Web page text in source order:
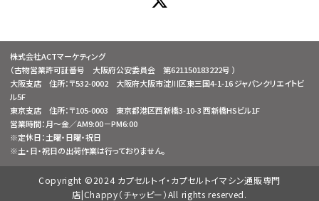
株式会社ACTマーケティング
（古物営業許可証番号 大阪府公安委員会 第621150183222号 ）
大阪支店 住所：〒532-0002 大阪府大阪市淀川区東三国4-1-16 ジャパンクリエイトビ
ル5F
東京支店 住所：〒105-0003 東京都港区西新橋3-10-3 西新橋HSビル1F
営業時間：月～金／AM9:00－PM6:00
※定休日：土曜・日曜・祝日
※土・日・祝日の出荷作業は行っておりません。
Copyright ©2024 カプセルトイ・カプセルトイマシン通販専門
店|Chappy（チャッピー）All rights reserved.